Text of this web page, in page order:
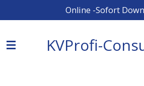
Hauptinhalt
Online -Sofort
KVProfi-